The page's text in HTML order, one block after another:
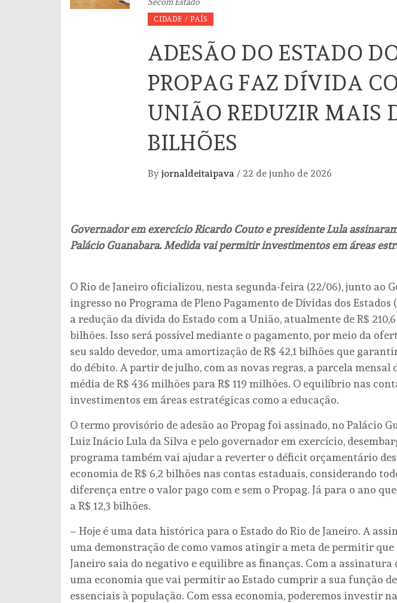
Secom Estado
CIDADE / PAÍS
ADESÃO DO ESTADO
PROPAG FAZ DÍVIDA
UNIÃO REDUZIR MAIS
BILHÕES
By jornaldeitaipava / 22 de junho de 2026
Governador em exercício Ricardo Couto e presidente Lula
Palácio Guanabara. Medida vai permitir investimentos em áreas
O Rio de Janeiro oficializou, nesta segunda-feira (22/06), junto ao
ingresso no Programa de Pleno Pagamento de Dívidas dos
a redução da dívida do Estado com a União, atualmente de R$ 210,6
bilhões. Isso será possível mediante o pagamento, por meio da
seu saldo devedor, uma amortização de R$ 42,1 bilhões que
do débito. A partir de julho, com as novas regras, a parcela mensal
média de R$ 436 milhões para R$ 119 milhões. O equilíbrio nas
investimentos em áreas estratégicas como a educação.
O termo provisório de adesão ao Propag foi assinado, no Palácio
Luiz Inácio Lula da Silva e pelo governador em exercício,
programa também vai ajudar a reverter o déficit orçamentário
economia de R$ 6,2 bilhões nas contas estaduais, considerando
diferença entre o valor pago com e sem o Propag. Já para o ano
a R$ 12,3 bilhões.
– Hoje é uma data histórica para o Estado do Rio de Janeiro. A
uma demonstração de como vamos atingir a meta de permitir que
Janeiro saia do negativo e equilibre as finanças. Com a assinatura
uma economia que vai permitir ao Estado cumprir a sua função
essenciais à população. Com essa economia, poderemos investir